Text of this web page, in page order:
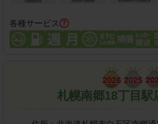
各種サービス
札幌南郷18丁目駅